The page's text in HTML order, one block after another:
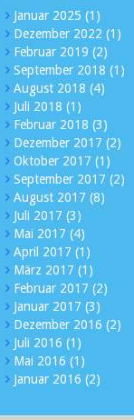
Januar 2025 (1)
Dezember 2022 (1)
Februar 2019 (2)
September 2018 (1)
August 2018 (4)
Juli 2018 (1)
Februar 2018 (3)
Dezember 2017 (2)
Oktober 2017 (1)
September 2017 (2)
August 2017 (8)
Juli 2017 (3)
Mai 2017 (4)
April 2017 (1)
März 2017 (1)
Februar 2017 (2)
Januar 2017 (3)
Dezember 2016 (2)
Juli 2016 (1)
Mai 2016 (1)
Januar 2016 (2)